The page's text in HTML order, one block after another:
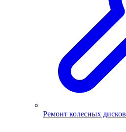
Ремонт колесных дисков